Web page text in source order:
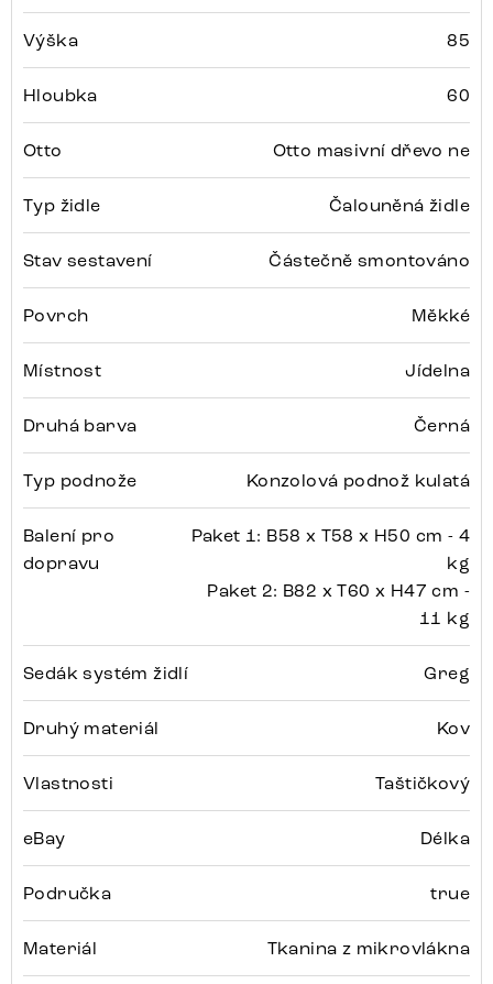
Výška 85
Hloubka 60
Otto Otto masivní dřevo ne
Typ židle Čalouněná židle
Stav sestavení Částečně smontováno
Povrch Měkké
Místnost Jídelna
Druhá barva Černá
Typ podnože Konzolová podnož kulatá
Balení pro
dopravu
Paket 1: B58 x T58 x H50 cm - 4
kg
Paket 2: B82 x T60 x H47 cm -
11 kg
Sedák systém židlí Greg
Druhý materiál Kov
Vlastnosti Taštičkový
eBay Délka
Područka true
Materiál Tkanina z mikrovlákna